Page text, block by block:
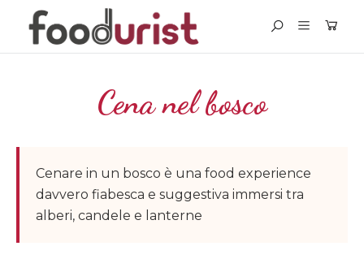
Cena nel bosco
Cenare in un bosco è una food experience
davvero fiabesca e suggestiva immersi tra
alberi, candele e lanterne